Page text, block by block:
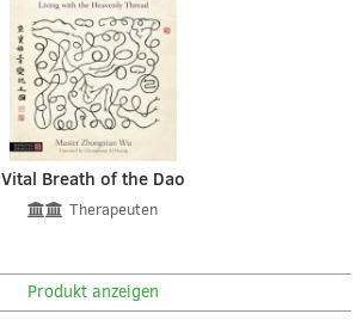
Vital Breath of the Dao
Therapeuten
Produkt anzeigen